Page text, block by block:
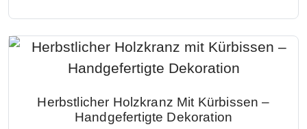
Herbstlicher Holzkranz Mit Kürbissen –
Handgefertigte Dekoration